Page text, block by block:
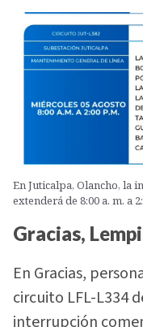
En Juticalpa, Olancho, la
extenderá de 8:00 a. m. a
Gracias,
En Gracias,
circuito LFL-L334
interrupción